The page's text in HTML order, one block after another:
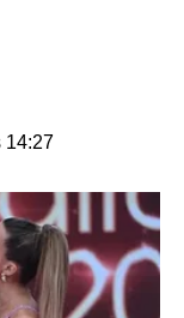
14:27